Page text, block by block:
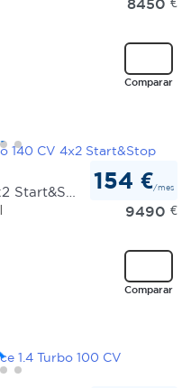
8450
Comparar
154 €/mes
9490 €
Comparar